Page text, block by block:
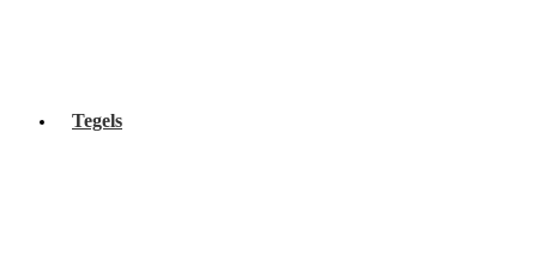
Tegels